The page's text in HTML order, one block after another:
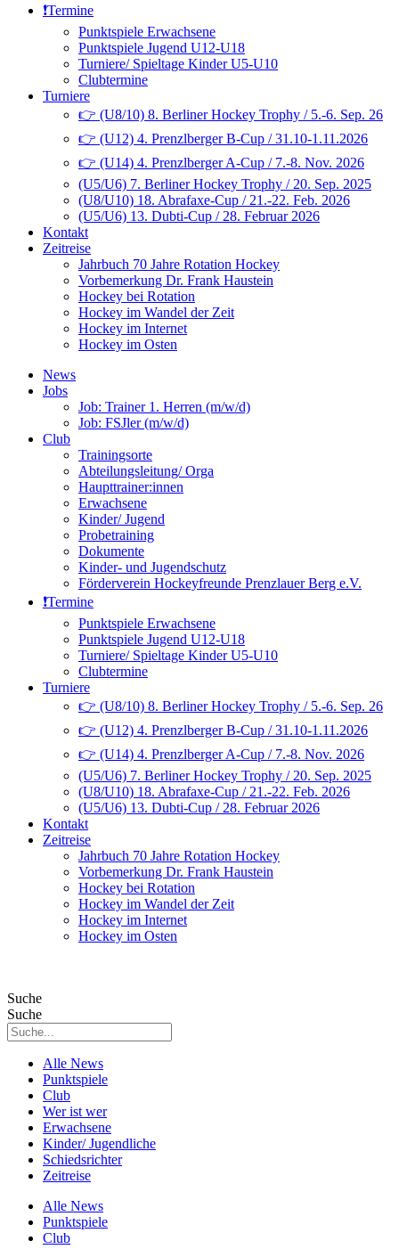
❗️Termine
Punktspiele Erwachsene
Punktspiele Jugend U12-U18
Turniere/ Spieltage Kinder U5-U10
Clubtermine
Turniere
👉 (U8/10) 8. Berliner Hockey Trophy / 5.-6. Sep. 26
👉 (U12) 4. Prenzlberger B-Cup / 31.10-1.11.2026
👉 (U14) 4. Prenzlberger A-Cup / 7.-8. Nov. 2026
(U5/U6) 7. Berliner Hockey Trophy / 20. Sep. 2025
(U8/U10) 18. Abrafaxe-Cup / 21.-22. Feb. 2026
(U5/U6) 13. Dubti-Cup / 28. Februar 2026
Kontakt
Zeitreise
Jahrbuch 70 Jahre Rotation Hockey
Vorbemerkung Dr. Frank Haustein
Hockey bei Rotation
Hockey im Wandel der Zeit
Hockey im Internet
Hockey im Osten
News
Jobs
Job: Trainer 1. Herren (m/w/d)
Job: FSJler (m/w/d)
Club
Trainingsorte
Abteilungsleitung/ Orga
Haupttrainer:innen
Erwachsene
Kinder/ Jugend
Probetraining
Dokumente
Kinder- und Jugendschutz
Förderverein Hockeyfreunde Prenzlauer Berg e.V.
❗️Termine
Punktspiele Erwachsene
Punktspiele Jugend U12-U18
Turniere/ Spieltage Kinder U5-U10
Clubtermine
Turniere
👉 (U8/10) 8. Berliner Hockey Trophy / 5.-6. Sep. 26
👉 (U12) 4. Prenzlberger B-Cup / 31.10-1.11.2026
👉 (U14) 4. Prenzlberger A-Cup / 7.-8. Nov. 2026
(U5/U6) 7. Berliner Hockey Trophy / 20. Sep. 2025
(U8/U10) 18. Abrafaxe-Cup / 21.-22. Feb. 2026
(U5/U6) 13. Dubti-Cup / 28. Februar 2026
Kontakt
Zeitreise
Jahrbuch 70 Jahre Rotation Hockey
Vorbemerkung Dr. Frank Haustein
Hockey bei Rotation
Hockey im Wandel der Zeit
Hockey im Internet
Hockey im Osten
Suche
Suche
Alle News
Punktspiele
Club
Wer ist wer
Erwachsene
Kinder/ Jugendliche
Schiedsrichter
Zeitreise
Alle News
Punktspiele
Club